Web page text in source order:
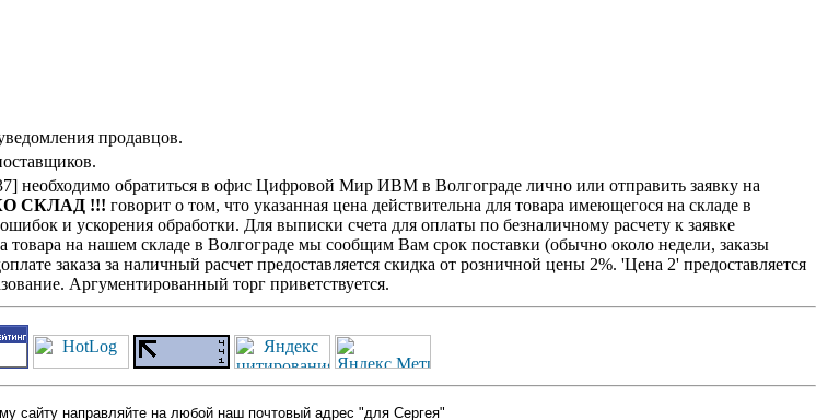
продавцов.
необходимо обратиться в офис Цифровой Мир ИВМ в Волгограде лично или отправить заявку на
СКЛАД !!! говорит о том, что указанная цена действительна для товара имеющегося на складе в
и ускорения обработки. Для выписки счета для оплаты по безналичному расчету к заявке
на нашем складе в Волгограде мы сообщим Вам срок поставки (обычно около недели, заказы
заказа за наличный расчет предоставляется скидка от розничной цены 2%. 'Цена 2' предоставляется
Аргументированный торг приветствуется.
сайту направляйте на любой наш почтовый адрес "для Сергея"